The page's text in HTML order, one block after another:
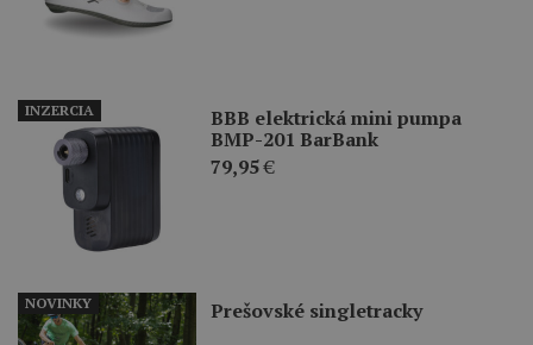
BBB elektrická mini pumpa
BMP-201 BarBank
79,95€
INZERCIA
Prešovské singletracky
NOVINKY